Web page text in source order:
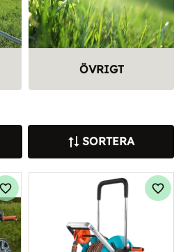
ÖVRIGT
SORTERA
Lägg till i favoriter